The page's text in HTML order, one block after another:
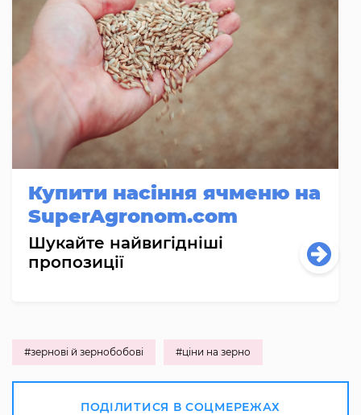
Купити насіння ячменю на
SuperAgronom.com
Шукайте найвигідніші
пропозиції
#зернові й зернобобові #ціни на зерно
ПОДІЛИТИСЯ В СОЦМЕРЕЖАХ